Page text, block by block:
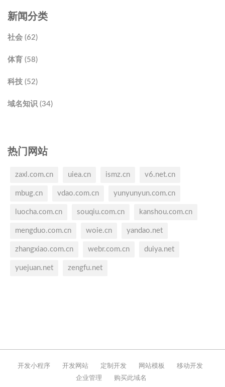
新闻分类
社会 (62)
体育 (58)
科技 (52)
域名知识 (34)
热门网站
zaxl.com.cn uiea.cn ismz.cn v6.net.cn
mbug.cn vdao.com.cn yunyunyun.com.cn
luocha.com.cn souqiu.com.cn kanshou.com.cn
mengduo.com.cn woie.cn yandao.net
zhangxiao.com.cn webr.com.cn duiya.net
yuejuan.net zengfu.net
开发小程序 开发网站 定制开发 网站模板
移动开发
企业管理
购买此域名